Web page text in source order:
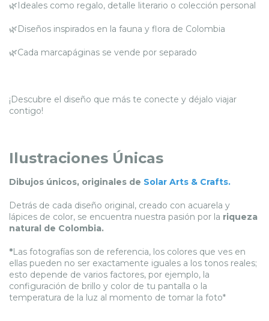
🌿Ideales como regalo, detalle literario o colección personal
🌿Diseños inspirados en la fauna y flora de Colombia
🌿Cada marcapáginas se vende por separado
¡Descubre el diseño que más te conecte y déjalo viajar
contigo!
Ilustraciones Únicas
Dibujos únicos, originales de Solar Arts & Crafts.
Detrás de cada diseño original, creado con acuarela y
lápices de color, se encuentra nuestra pasión por la riqueza
natural de Colombia.
*Las fotografías son de referencia, los colores que ves en
ellas pueden no ser exactamente iguales a los tonos reales;
esto depende de varios factores, por ejemplo, la
configuración de brillo y color de tu pantalla o la
temperatura de la luz al momento de tomar la foto*